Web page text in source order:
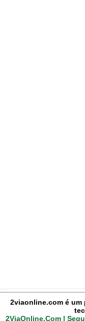
2viaonline.com é
2ViaOnline.Com |